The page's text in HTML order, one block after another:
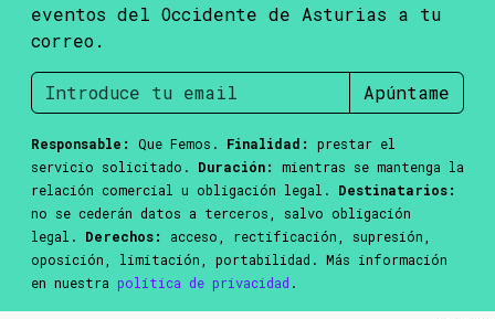
eventos del Occidente de Asturias a tu
correo.
Apúntame
Responsable: Que Femos. Finalidad:
prestar el
servicio solicitado. Duración:
mientras se mantenga la
relación comercial u obligación legal. Destinatarios:
no se cederán datos a terceros, salvo obligación
legal. Derechos:
acceso, rectificación, supresión,
oposición, limitación, portabilidad. Más información
en nuestra política de privacidad .